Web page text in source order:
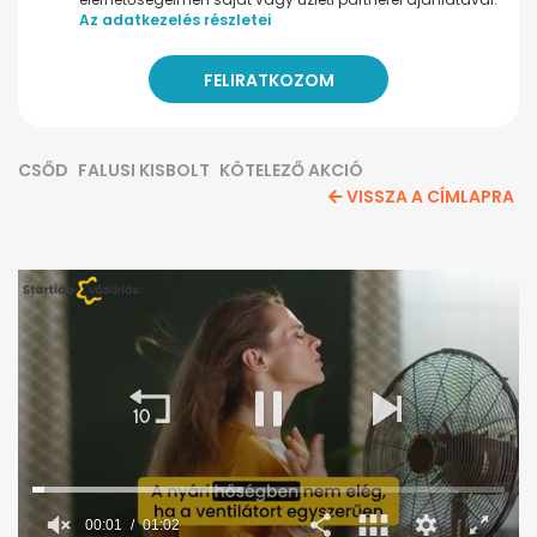
Az adatkezelés részletei
CSŐD FALUSI KISBOLT KÖTELEZŐ AKCIÓ
VISSZA A CÍMLAPRA
00:02 01:02